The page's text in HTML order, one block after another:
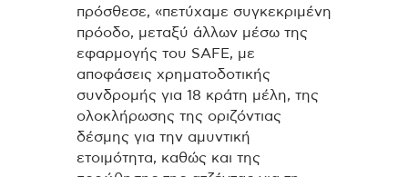
πρόσθεσε, «πετύχαμε συγκεκριμένη
πρόοδο, μεταξύ άλλων μέσω της
εφαρμογής του SAFE, με
αποφάσεις χρηματοδοτικής
συνδρομής για 18 κράτη μέλη, της
ολοκλήρωσης της οριζόντιας
δέσμης για την αμυντική
ετοιμότητα, καθώς και της